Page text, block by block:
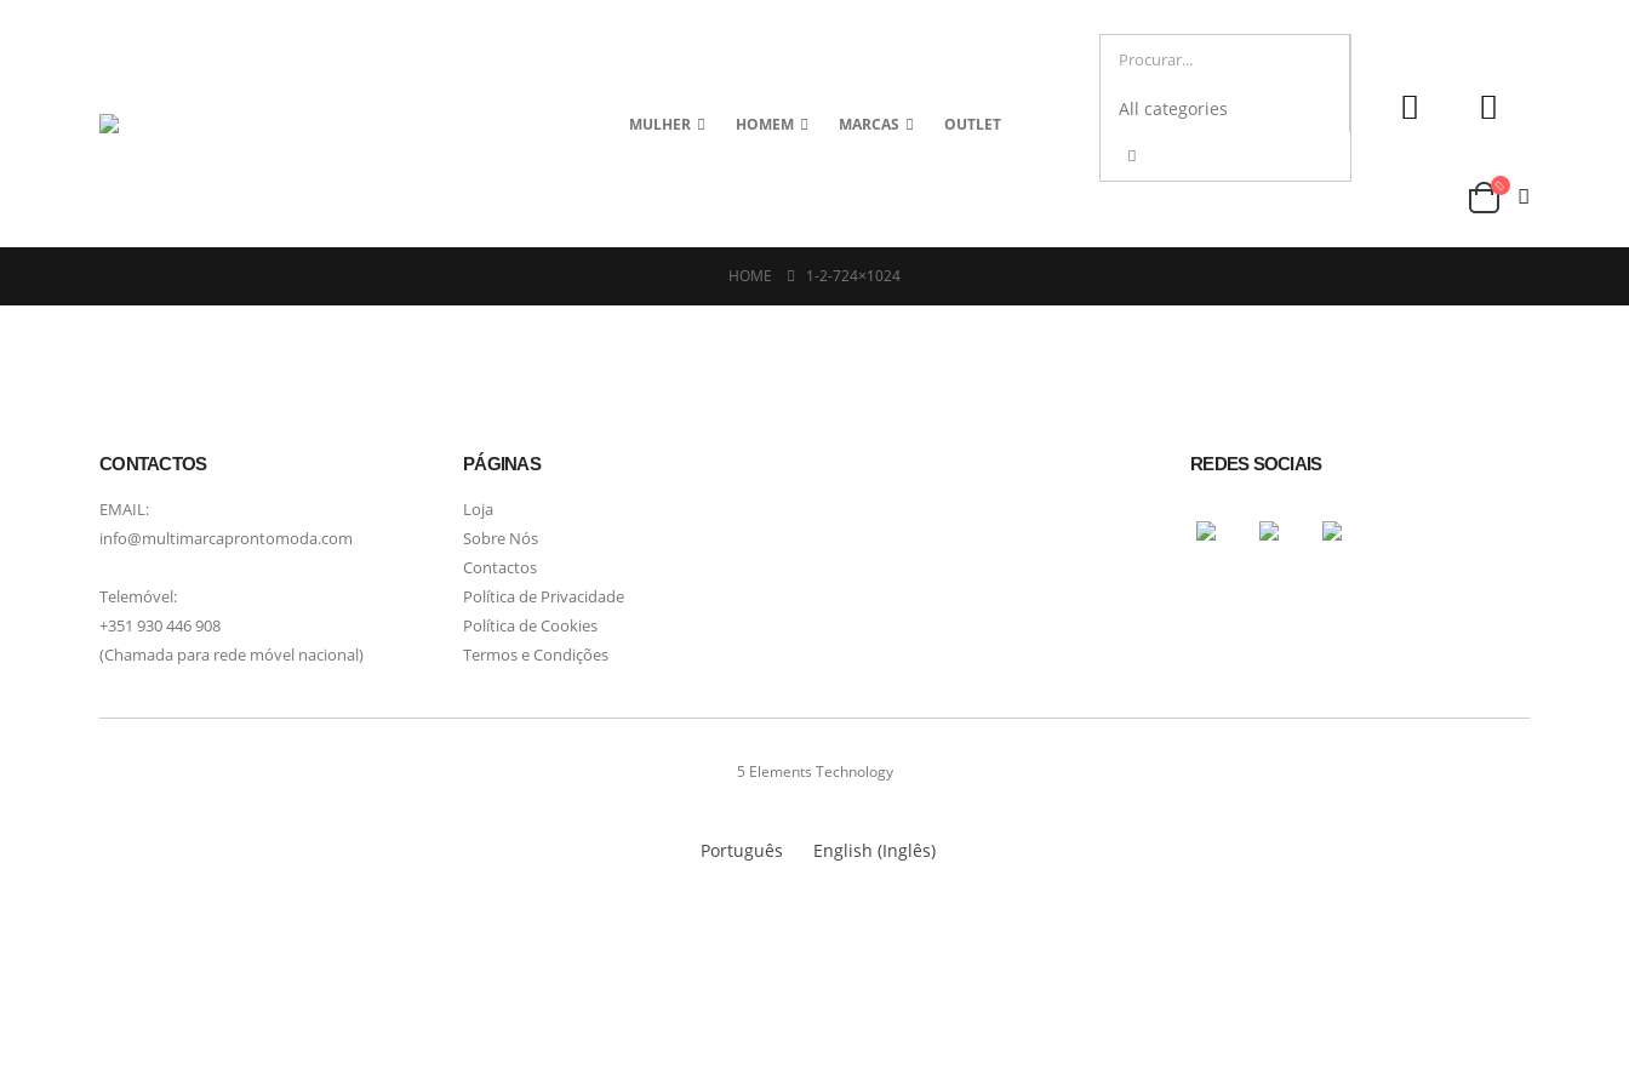
MULHER HOMEM MARCAS OUTLET
HOME 1-2-724×1024
CONTACTOS
EMAIL:
info@multimarcaprontomoda.com
Telemóvel:
+351 930 446 908
(Chamada para rede móvel nacional)
PÁGINAS
Loja
Sobre Nós
Contactos
Política de Privacidade
Política de Cookies
Termos e Condições
REDES SOCIAIS
5 Elements Technology
Português English (Inglês)